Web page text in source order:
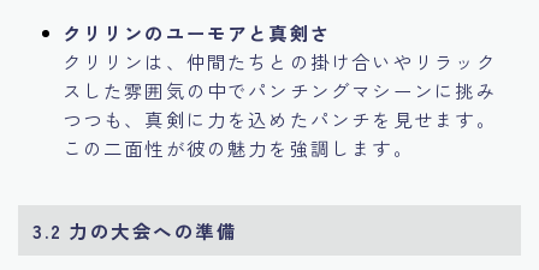
クリリンのユーモアと真剣さ
クリリンは、仲間たちとの掛け合いやリラック
スした雰囲気の中でパンチングマシーンに挑み
つつも、真剣に力を込めたパンチを見せます。
この二面性が彼の魅力を強調します。
3.2 力の大会への準備